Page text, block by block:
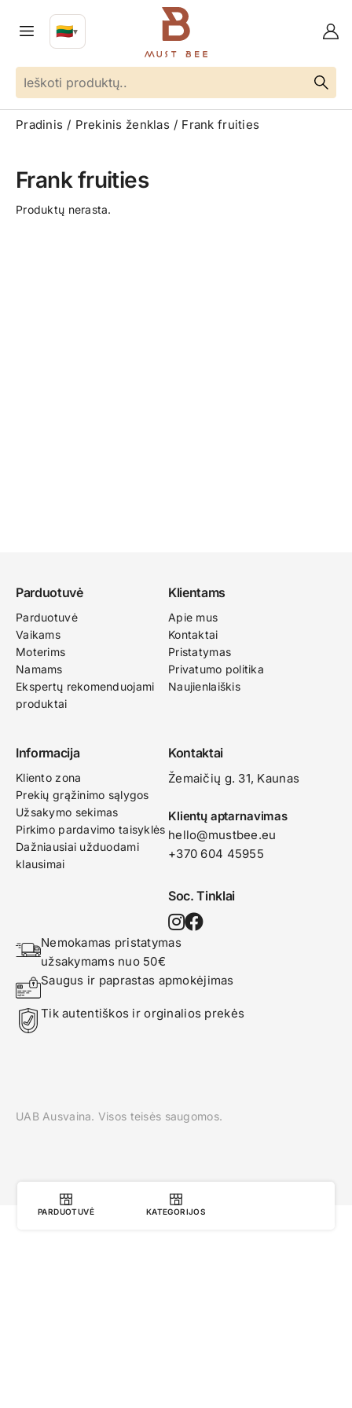
Kalba
🇱🇹
LT ▼
Pradinis Prekinis ženklas Frank fruities
Frank fruities
Produktų nerasta.
Parduotuvė
Parduotuvė
Vaikams
Moterims
Namams
Ekspertų rekomenduojami
produktai
Klientams
Apie mus
Kontaktai
Pristatymas
Privatumo politika
Naujienlaiškis
Informacija
Kliento zona
Prekių grąžinimo sąlygos
Užsakymo sekimas
Pirkimo pardavimo taisyklės
Dažniausiai užduodami
klausimai
Kontaktai
Žemaičių g. 31, Kaunas​
Klientų aptarnavimas
hello@mustbee.eu
+370 604 45955
Soc. Tinklai
Nemokamas pristatymas
užsakymams nuo 50€
Saugus ir paprastas apmokėjimas
Tik autentiškos ir orginalios prekės
UAB Ausvaina. Visos teisės saugomos.
PARDUOTUVĖ KATEGORIJOS